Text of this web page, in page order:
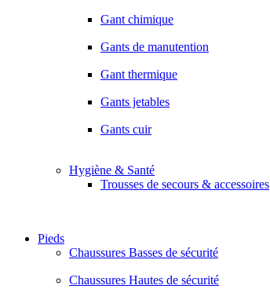
Gant chimique
Gants de manutention
Gant thermique
Gants jetables
Gants cuir
Hygiène & Santé
Trousses de secours & accessoires
Pieds
Chaussures Basses de sécurité
Chaussures Hautes de sécurité